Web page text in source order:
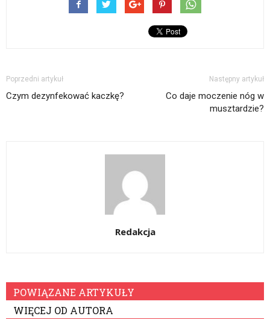
Poprzedni artykuł
Czym dezynfekować kaczkę?
Następny artykuł
Co daje moczenie nóg w
musztardzie?
Redakcja
POWIĄZANE ARTYKUŁY
WIĘCEJ OD AUTORA